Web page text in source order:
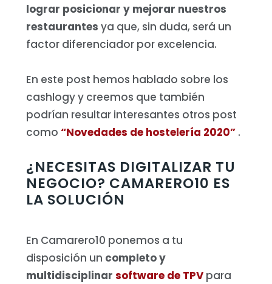
lograr posicionar y mejorar nuestros
restaurantes ya que, sin duda, será un
factor diferenciador por excelencia.
En este post hemos hablado sobre los
cashlogy y creemos que también
podrían resultar interesantes otros post
como“Novedades de hostelería 2020” .
¿NECESITAS DIGITALIZAR TU
NEGOCIO? CAMARERO10 ES
LA SOLUCIÓN
En Camarero10 ponemos a tu
disposición un completo y
multidisciplinar software de TPV para